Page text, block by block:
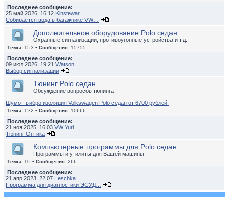
Последнее сообщение:
25 май 2026, 16:12 Kinstewar
Собирается вода в багажнике VW…
Дополнительное оборудование Polo седан
Охранные сигнализации, противоугонные устройства и т.д.
Темы: 153 • Сообщения: 15755
Последнее сообщение:
09 июл 2026, 19:21 Watson
Выбор сигнализации
Тюнинг Polo седан
Обсуждение вопросов тюнинга
Шумо - вибро изоляция Volkswagen Polo седан от 6700 рублей!
Темы: 122 • Сообщения: 10666
Последнее сообщение:
21 ноя 2025, 16:03 VW Yuri
Тюнинг Оптика
Компьютерные программы для Polo седан
Программы и утилиты для Вашей машины.
Темы: 10 • Сообщения: 266
Последнее сообщение:
21 апр 2023, 22:07 Leschka
Программа для диагностики ЭСУД…